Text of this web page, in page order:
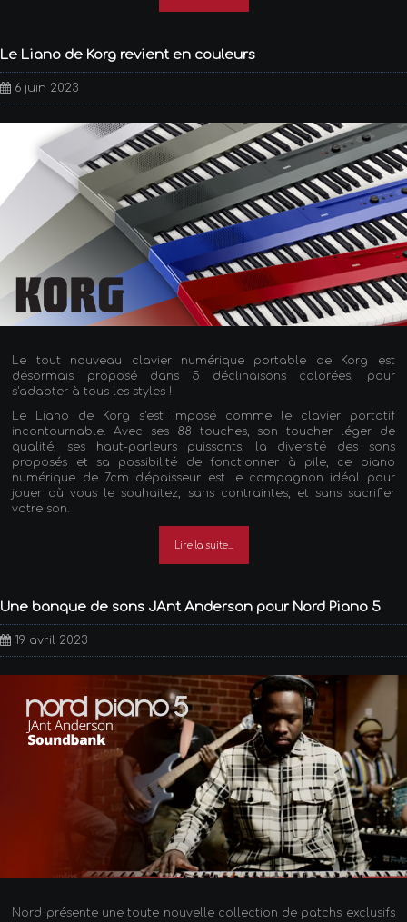
Le Liano de Korg revient en couleurs
6 juin 2023
Le tout nouveau clavier numérique portable de Korg est
désormais proposé dans 5 déclinaisons colorées, pour
s'adapter à tous les styles !
Le Liano de Korg s'est imposé comme le clavier portatif
incontournable. Avec ses 88 touches, son toucher léger de
qualité, ses haut-parleurs puissants, la diversité des sons
proposés et sa possibilité de fonctionner à pile, ce piano
numérique de 7cm d'épaisseur est le compagnon idéal pour
jouer où vous le souhaitez, sans contraintes, et sans sacrifier
votre son.
Lire la suite...
Une banque de sons JAnt Anderson pour Nord Piano 5
19 avril 2023
Nord présente une toute nouvelle collection de patchs exclusifs